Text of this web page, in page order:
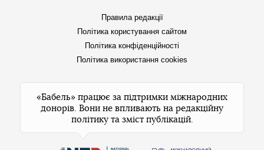
Правила редакції
Політика користування сайтом
Політика конфіденційності
Політика використання cookies
«Бабель» працює за підтримки міжнародних
донорів. Вони не впливають на редакційну
політику та зміст публікацій.